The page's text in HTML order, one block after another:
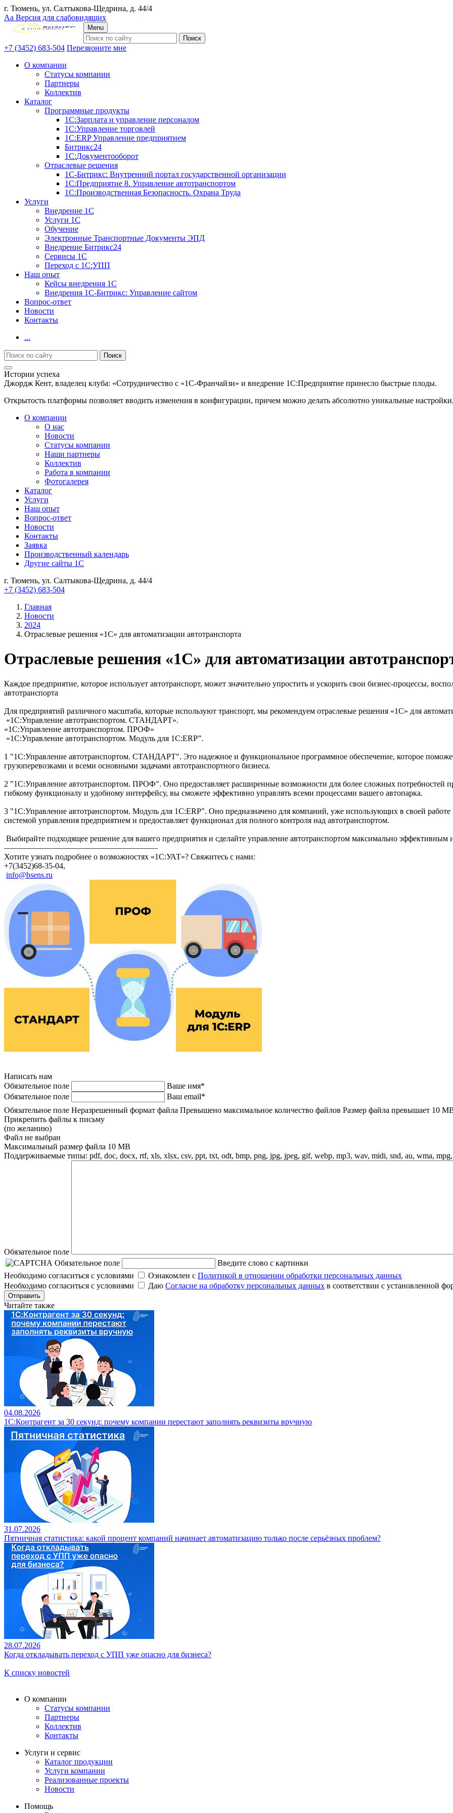
г. Тюмень, ул. Салтыкова-Щедрина, д. 44/4
Аа Версия для слабовидящих
Menu
+7 (3452) 683-504 Перезвоните мне
О компании
Статусы компании
Партнеры
Коллектив
Каталог
Программные продукты
1С:Зарплата и управление персоналом
1С:Управление торговлей
1С:ERP Управление предприятием
Битрикс24
1С:Документооборот
Отраслевые решения
1С-Битрикс: Внутренний портал государственной организации
1С:Предприятие 8. Управление автотранспортом
1С:Производственная Безопасность. Охрана Труда
Услуги
Внедрение 1С
Услуги 1С
Обучение
Электронные Транспортные Документы ЭПД
Внедрение Битрикс24
Сервисы 1С
Переход с 1С:УПП
Наш опыт
Кейсы внедрения 1С
Внедрения 1С-Битрикс: Управление сайтом
Вопрос-ответ
Новости
Контакты
...
Истории успеха
Джордж Кент, владелец клуба: «Сотрудничество с «1С-Франчайзи» и внедрение 1С:Предприятие принесло быстрые плоды.
Открытость платформы позволяет вводить изменения в конфигурации, причем можно делать абсолютно уникальные
О компании
О нас
Новости
Cтатусы компании
Наши партнеры
Коллектив
Работа в компании
Фотогалерея
Каталог
Услуги
Наш опыт
Вопрос-ответ
Новости
Контакты
Заявка
Производственный календарь
Другие сайты 1С
г. Тюмень, ул. Салтыкова-Щедрина, д. 44/4
+7 (3452) 683-504
Главная
Новости
2024
Отраслевые решения «1С» для автоматизации автотранспорта
Отраслевые решения «1С» для автоматизации
Каждое предприятие, которое использует автотранспорт, может значительно упростить и ускорить свои бизнес-процессы,
автотранспорта
Для предприятий различного масштаба, которые используют транспорт, мы рекомендуем отраслевые решения «1С» для
«1С:Управление автотранспортом. СТАНДАРТ».
«1С:Управление автотранспортом. ПРОФ»
«1С:Управление автотранспортом. Модуль для 1С:ERP”.
1 "1С:Управление автотранспортом. СТАНДАРТ". Это надежное и функциональное программное обеспечение, которое
грузоперевозками и всеми основными задачами автотранспортного бизнеса.
2 "1С:Управление автотранспортом. ПРОФ". Оно предоставляет расширенные возможности для более сложных потребностей
гибкому функционалу и удобному интерфейсу, вы сможете эффективно управлять всеми процессами вашего автопарка.
3 "1С:Управление автотранспортом. Модуль для 1С:ERP". Оно предназначено для компаний, уже использующих в своей
системой управления предприятием и предоставляет функционал для полного контроля над автотранспортом.
Выбирайте подходящее решение для вашего предприятия и сделайте управление автотранспортом максимально эффективным
———————————————————
Хотите узнать подробнее о возможностях «1С:УАТ»? Свяжитесь с нами:
+7(3452)68-35-04,
info@bsens.ru
Написать нам
Обязательное поле
Ваше имя*
Обязательное поле
Ваш email*
Обязательное поле Неразрешенный формат файла Превышено максимальное количество файлов Размер файла превышает 10
Прикрепить файлы к письму
(по желанию)
Файл не выбран
Максимальный размер файла 10 MB
Поддерживаемые типы: pdf, doc, docx, rtf, xls, xlsx, csv, ppt, txt, odt, bmp, png, jpg, jpeg, gif, webp, mp3, wav, midi, snd, au, wma,
Обязательное поле
Обязательное поле
Введите слово с картинки
Необходимо согласиться с условиями
Ознакомлен с Политикой в отношении обработки персональных данных
Необходимо согласиться с условиями
Даю Согласие на обработку персональных данных в соответствии с установленной
Отправить
Читайте также
04.08.2026
1С:Контрагент за 30 секунд: почему компании перестают заполнять реквизиты вручную
31.07.2026
Пятничная статистика: какой процент компаний начинает автоматизацию только после серьёзных проблем?
28.07.2026
Когда откладывать переход с УПП уже опасно для бизнеса?
К списку новостей
О компании
Статусы компании
Партнеры
Коллектив
Контакты
Услуги и сервис
Каталог продукции
Услуги компании
Реализованные проекты
Новости
Помощь